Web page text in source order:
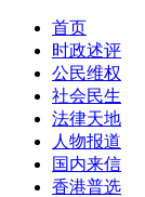
首页
时政述评
公民维权
社会民生
法律天地
人物报道
国内来信
香港普选